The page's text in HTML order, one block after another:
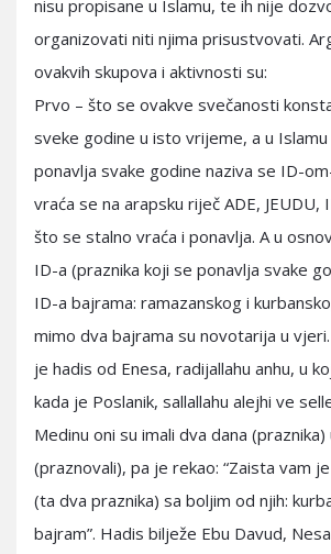
nisu propisane u Islamu, te ih nije
organizovati niti njima prisustvovati.
ovakvih skupova i aktivnosti su:
Prvo – što se ovakve svečanosti
sveke godine u isto vrijeme, a u
ponavlja svake godine naziva se ID-
vraća se na arapsku riječ ADE, JEUDU,
što se stalno vraća i ponavlja. A u
ID-a (praznika koji se ponavlja svake
ID-a bajrama: ramazanskog i
mimo dva bajrama su novotarija u
je hadis od Enesa, radijallahu anhu, u
kada je Poslanik, sallallahu alejhi ve
Medinu oni su imali dva dana
(praznovali), pa je rekao: “Zaista vam
(ta dva praznika) sa boljim od njih:
bajram”. Hadis bilježe Ebu Davud,